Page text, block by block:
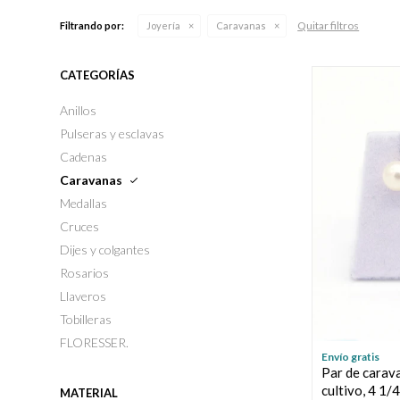
Filtrando por: Joyería Caravanas Quitar filtros
Envío gratis
Par de
cultivo, 4 1/4
CATEGORÍAS
Anillos
Pulseras y esclavas
Cadenas
Caravanas
Medallas
Cruces
Dijes y colgantes
Rosarios
Llaveros
Tobilleras
FLORESSER.
MATERIAL